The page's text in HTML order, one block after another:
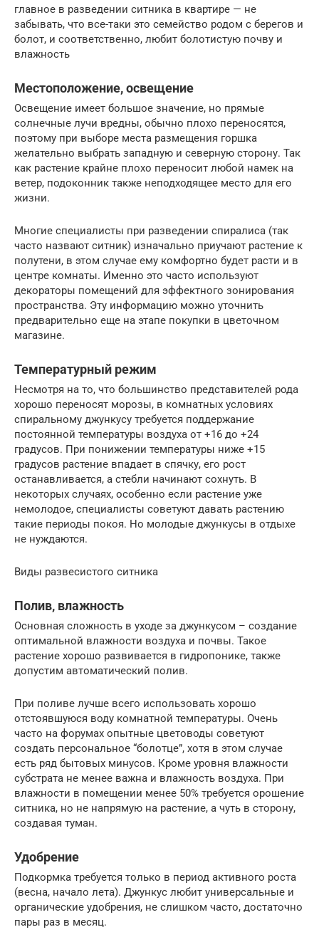
главное в разведении ситника в квартире — не
забывать, что все-таки это семейство родом с берегов и
болот, и соответственно, любит болотистую почву и
влажность
Местоположение, освещение
Освещение имеет большое значение, но прямые
солнечные лучи вредны, обычно плохо переносятся,
поэтому при выборе места размещения горшка
желательно выбрать западную и северную сторону. Так
как растение крайне плохо переносит любой намек на
ветер, подоконник также неподходящее место для его
жизни.
Многие специалисты при разведении спиралиса (так
часто назвают ситник) изначально приучают растение к
полутени, в этом случае ему комфортно будет расти и в
центре комнаты. Именно это часто используют
декораторы помещений для эффектного зонирования
пространства. Эту информацию можно уточнить
предварительно еще на этапе покупки в цветочном
магазине.
Температурный режим
Несмотря на то, что большинство представителей рода
хорошо переносят морозы, в комнатных условиях
спиральному джункусу требуется поддержание
постоянной температуры воздуха от +16 до +24
градусов. При понижении температуры ниже +15
градусов растение впадает в спячку, его рост
останавливается, а стебли начинают сохнуть. В
некоторых случаях, особенно если растение уже
немолодое, специалисты советуют давать растению
такие периоды покоя. Но молодые джункусы в отдыхе
не нуждаются.
Виды развесистого ситника
Полив, влажность
Основная сложность в уходе за джункусом – создание
оптимальной влажности воздуха и почвы. Такое
растение хорошо развивается в гидропонике, также
допустим автоматический полив.
При поливе лучше всего использовать хорошо
отстоявшуюся воду комнатной температуры. Очень
часто на форумах опытные цветоводы советуют
создать персональное “болотце”, хотя в этом случае
есть ряд бытовых минусов. Кроме уровня влажности
субстрата не менее важна и влажность воздуха. При
влажности в помещении менее 50% требуется орошение
ситника, но не напрямую на растение, а чуть в сторону,
создавая туман.
Удобрение
Подкормка требуется только в период активного роста
(весна, начало лета). Джункус любит универсальные и
органические удобрения, не слишком часто, достаточно
пары раз в месяц.